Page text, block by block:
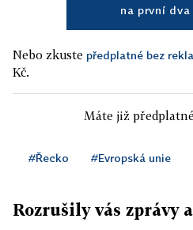
na první dva
Nebo zkuste předplatné bez
Kč.
Máte již
#Řecko #Evropská unie
Rozrušily vás zprávy